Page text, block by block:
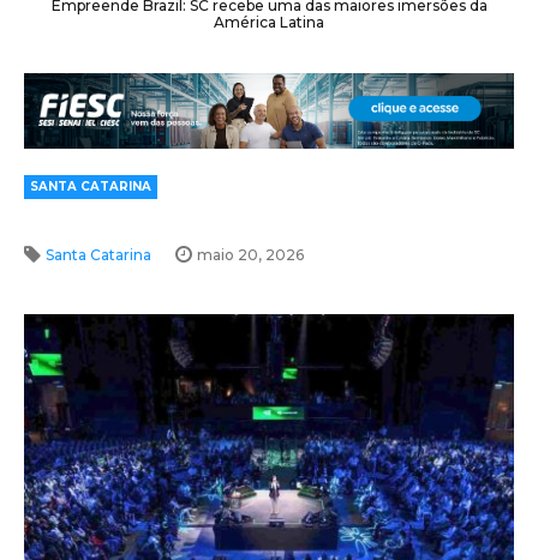
Empreende Brazil: SC recebe uma das maiores imersões da
América Latina
maio 20, 2026
SANTA CATARINA
Santa Catarina